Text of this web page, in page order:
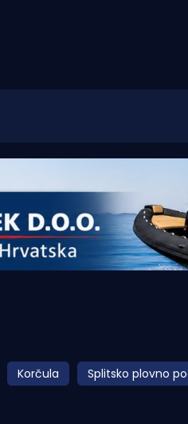
Korčula Splitsko plovno